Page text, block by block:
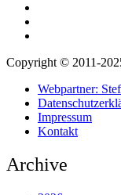
Copyright © 2011-
Webpartner:
Impressum
Kontakt
Archive